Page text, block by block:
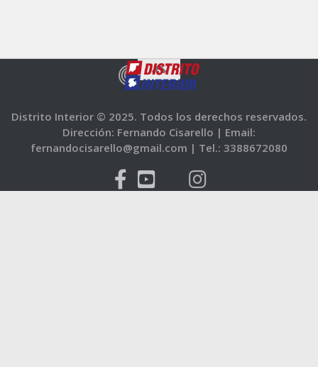
Distrito Interior © 2025. Todos los derechos reservados.
Dirección: Fernando Cisarello | Email:
fernandocisarello@gmail.com | Tel.: 3388672080